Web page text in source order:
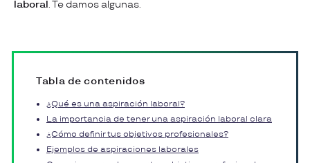
laboral. Te damos algunas.
Tabla de contenidos
¿Qué es una aspiración laboral?
La importancia de tener una aspiración laboral clara
¿Cómo definir tus objetivos profesionales?
Ejemplos de aspiraciones laborales